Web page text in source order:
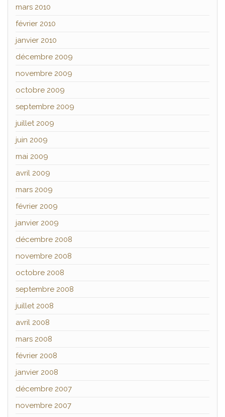
mars 2010
février 2010
janvier 2010
décembre 2009
novembre 2009
octobre 2009
septembre 2009
juillet 2009
juin 2009
mai 2009
avril 2009
mars 2009
février 2009
janvier 2009
décembre 2008
novembre 2008
octobre 2008
septembre 2008
juillet 2008
avril 2008
mars 2008
février 2008
janvier 2008
décembre 2007
novembre 2007